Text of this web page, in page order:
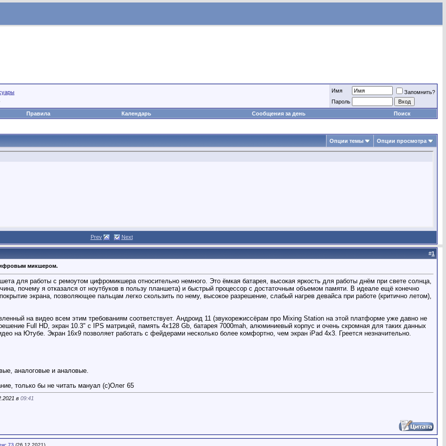
Имя
Запомнить?
Пароль
Правила Календарь Сообщения за день Поиск
Опции темы Опции просмотра
Prev Next
#1
микшером.
для работы с ремоутом цифромикшера относительно немного. Это ёмкая батарея, высокая яркость для работы днём при свете солнца,
почему я отказался от ноутбуков в пользу планшета) и быстрый процессор с достаточным объемом памяти. В идеале ещё конечно
экрана, позволяющее пальцам легко скользить по нему, высокое разрешение, слабый нагрев девайса при работе (критично летом),
на видео всем этим требованиям соответствует. Андроид 11 (звукорежиссёрам про Mixing Station на этой платформе уже давно не
Full HD, экран 10.3" с IPS матрицей, память 4х128 Gb, батарея 7000mah, алюминиевый корпус и очень скромная для таких данных
на Ютубе. Экран 16х9 позволяет работать с фейдерами несколько более комфортно, чем экран iPad 4х3. Греется незначительно.
аналоговые и аналовые.
только бы не читать мануал (с)Олег 65
в 09:41
73 (26.12.2021)